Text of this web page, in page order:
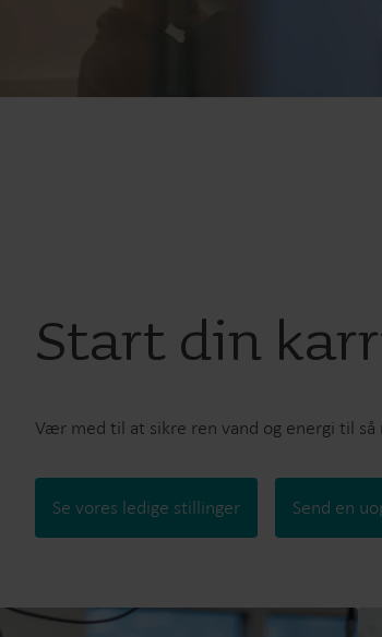
Start din
Vær med til at sikre ren vand og energi til så
Se vores ledige stillinger Send en